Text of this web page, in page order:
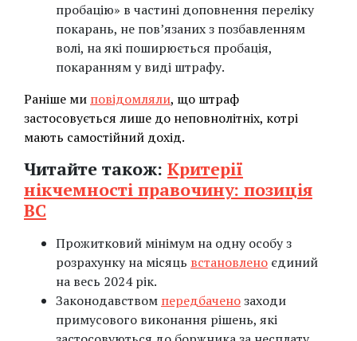
пробацію» в частині доповнення переліку
покарань, не пов’язаних з позбавленням
волі, на які поширюється пробація,
покаранням у виді штрафу.
Раніше ми повідомляли, що штраф
застосовується лише до неповнолітніх, котрі
мають самостійний дохід.
Читайте також: Критерії
нікчемності правочину: позиція
ВС
Прожитковий мінімум на одну особу з
розрахунку на місяць встановлено єдиний
на весь 2024 рік.
Законодавством передбаченозаходи
примусового виконання рішень, які